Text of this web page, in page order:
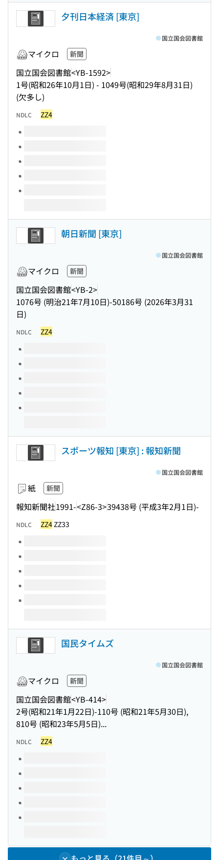
夕刊日本経済 [東京]
マイクロ 新聞
国立国会図書館<YB-1592>
1号(昭和26年10月1日) - 1049号(昭和29年8月31日)
(欠多し)
国立国会図書館
NDLC ZZ4
このタイトルの巻号
朝日新聞 [東京]
マイクロ 新聞
国立国会図書館<YB-2>
1076号 (明治21年7月10日)-50186号 (2026年3月31
日)
国立国会図書館
NDLC ZZ4
このタイトルの巻号
スポーツ報知 [東京] : 報知新聞
紙 新聞
報知新聞社1991-<Z86-3>39438号 (平成3年2月1日)-
国立国会図書館
NDLC ZZ4ZZ33
このタイトルの巻号
国民タイムズ
マイクロ 新聞
国立国会図書館<YB-414>
2号(昭和21年1月22日)-110号 (昭和21年5月30日),
810号 (昭和23年5月5日)...
国立国会図書館
NDLC ZZ4
このタイトルの巻号